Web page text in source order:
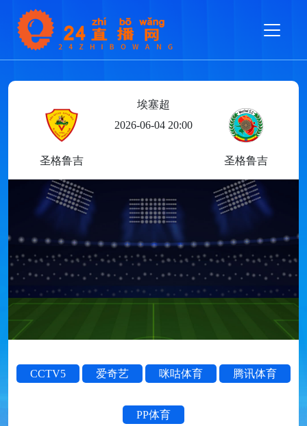
圣格鲁吉
埃塞超
2026-06-04 20:00
圣格鲁吉
CCTV5 爱奇艺 咪咕体育 腾讯体育
PP体育